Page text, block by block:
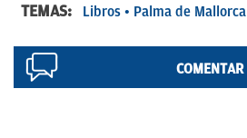
TEMAS: Libros Palma de Mallorca
COMENTAR